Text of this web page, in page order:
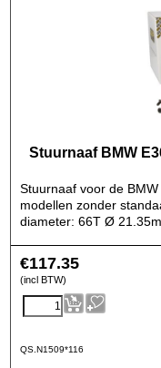
Stuurnaaf BMW
Stuurnaaf voor de
modellen zonder
diameter: 66T Ø
€117.35
(incl BTW)
QS.N1509*116